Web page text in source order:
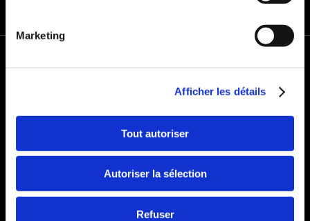
Marketing
Afficher les détails
Tout autoriser
Autoriser la sélection
Refuser